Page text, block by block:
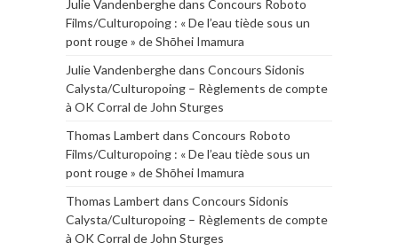
Julie Vandenberghedans Concours Roboto
Films/Culturopoing : « De l’eau tiède sous un
pont rouge » de Shōhei Imamura
Julie Vandenberghedans Concours Sidonis
Calysta/Culturopoing – Règlements de compte
à OK Corral de John Sturges
Thomas Lambert dans Concours Roboto
Films/Culturopoing : « De l’eau tiède sous un
pont rouge » de Shōhei Imamura
Thomas Lambert dans Concours Sidonis
Calysta/Culturopoing – Règlements de compte
à OK Corral de John Sturges